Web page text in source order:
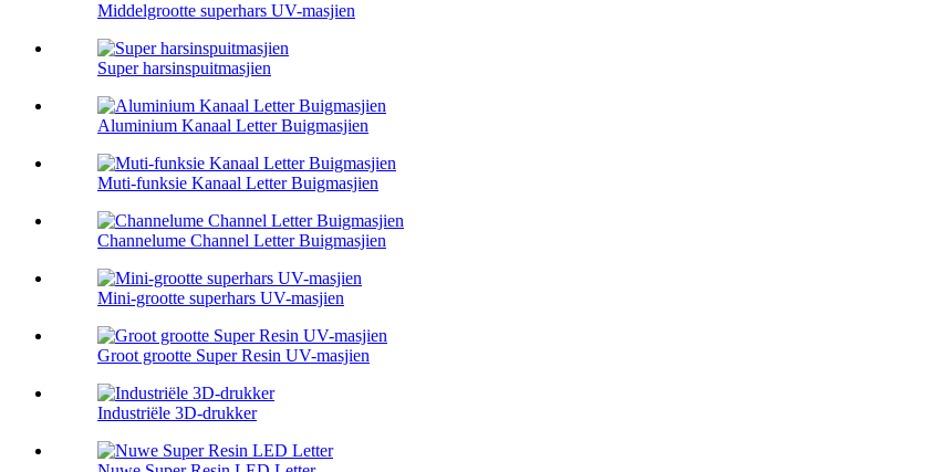
Middelgrootte superhars UV-masjien
Super harsinspuitmasjien
Aluminium Kanaal Letter Buigmasjien
Muti-funksie Kanaal Letter Buigmasjien
Channelume Channel Letter Buigmasjien
Mini-grootte superhars UV-masjien
Groot grootte Super Resin UV-masjien
Industriële 3D-drukker